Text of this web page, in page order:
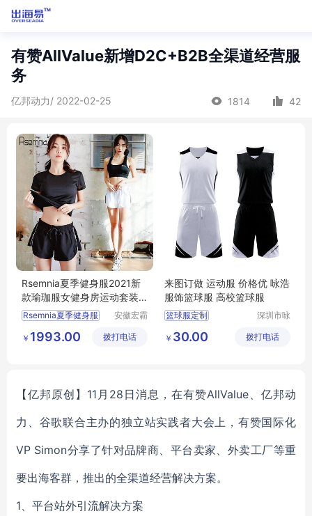
有赞AllValue新增D2C+B2B全渠道经营服
务
亿邦动力/ 2022-02-25 1814 42
Rsemnia夏季健身服2021新
款瑜珈服女健身房运动套装
速干宽松跑步
Rsemnia夏季健身服
安徽宏霸
有限公司
￥ 1993.00 拨打电话
来图订做 运动服 价格优 咏浩
服饰篮球服 高校篮球服
篮球服定制
团体服定制
深圳市咏
限公司
￥ 30.00 拨打电话
【亿邦原创】 11月28日消息，在有赞AllValue、亿邦动
力、谷歌联合主办的独立站实践者大会上，有赞国际化
VP Simon分享了针对品牌商、平台卖家、外卖工厂等重
要出海客群，推出的全渠道经营解决方案。
1、平台站外引流解决方案